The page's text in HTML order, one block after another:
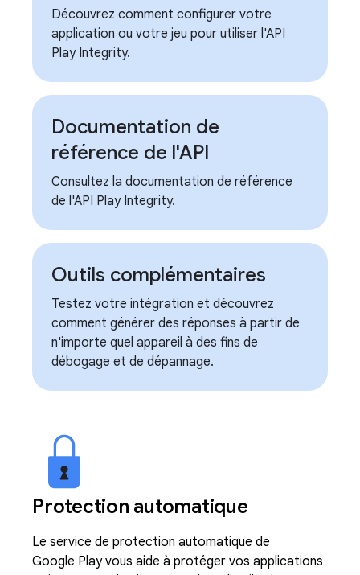
Découvrez comment configurer votre
application ou votre jeu pour utiliser l'API
Play Integrity.
Documentation de
référence de l'API
Consultez la documentation de référence
de l'API Play Integrity.
Outils complémentaires
Testez votre intégration et découvrez
comment générer des réponses à partir de
n'importe quel appareil à des fins de
débogage et de dépannage.
Protection automatique
Le service de protection automatique de
Google Play vous aide à protéger vos applications